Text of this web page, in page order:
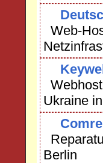
Web-
Ukraine
Berlin